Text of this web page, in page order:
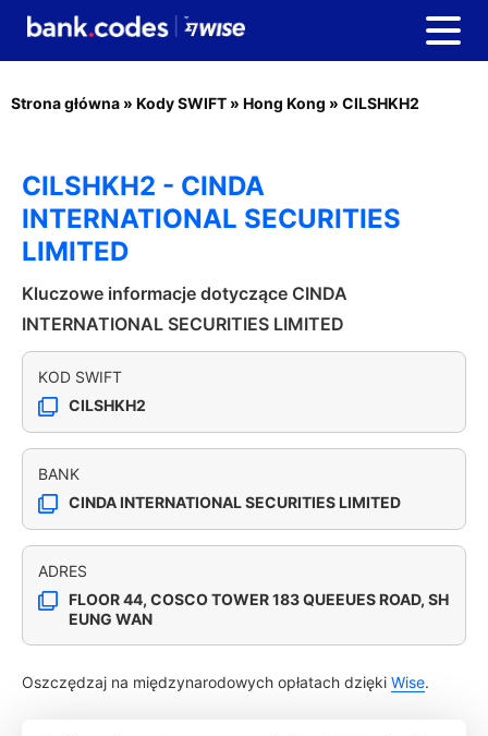
Strona główna » Kody SWIFT » Hong Kong » CILSHKH2
CILSHKH2 - CINDA
INTERNATIONAL SECURITIES
LIMITED
Kluczowe informacje dotyczące CINDA
INTERNATIONAL SECURITIES LIMITED
KOD SWIFT
CILSHKH2
BANK
CINDA INTERNATIONAL SECURITIES LIMITED
ADRES
FLOOR 44, COSCO TOWER 183 QUEEUES ROAD, SH
EUNG WAN
Oszczędzaj na międzynarodowych opłatach dzięki Wise.